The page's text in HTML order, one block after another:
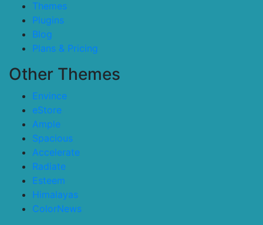
Themes
Plugins
Blog
Plans & Pricing
Other Themes
Envince
eStore
Ample
Spacious
Accelerate
Radiate
Esteem
Himalayas
ColorNews